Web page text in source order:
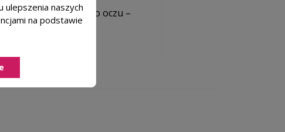
się produktu do oczu –
ulepszenia naszych
na podstawie